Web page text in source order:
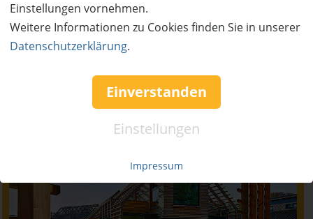
Einstellungen vornehmen.
Weitere Informationen zu Cookies finden Sie in unserer
Datenschutzerklärung.
Einverstanden
Einstellungen
Impressum
Neu im Blog